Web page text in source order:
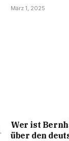
März 1, 2025
Wer ist
über den